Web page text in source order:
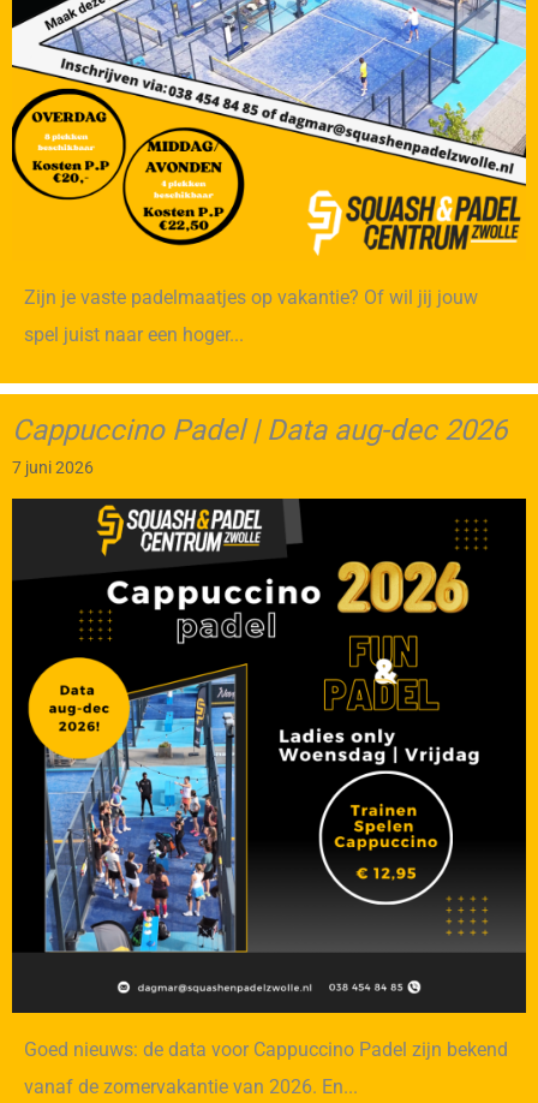
Zijn je vaste padelmaatjes op vakantie? Of wil jij jouw
spel juist naar een hoger...
Cappuccino Padel | Data aug-dec 2026
7 juni 2026
Goed nieuws: de data voor Cappuccino Padel zijn bekend
vanaf de zomervakantie van 2026. En...